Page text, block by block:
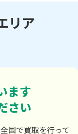
リア
ます
さい
国で買取を行って